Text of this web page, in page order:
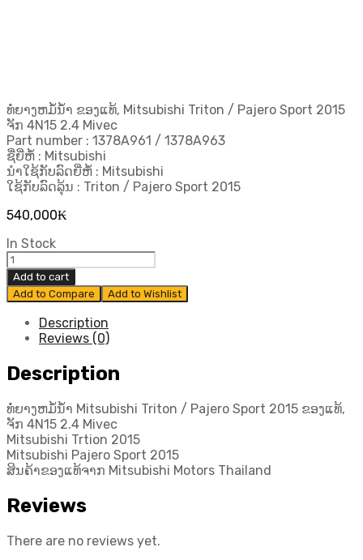
ທໍ່ຍາງຫມໍ້ນ້ຳ ຂອງແທ້, Mitsubishi Triton / Pajero Sport 2015
ຈັກ 4N15 2.4 Mivec
Part number : 1378A961 / 1378A963
ຊື່ຍີ່ຫໍ້ : Mitsubishi
ນຳໃຊ້ກັບລົດຍີ່ຫໍ້ : Mitsubishi
ໃຊ້ກັບລົດລຸ້ນ : Triton / Pajero Sport 2015
540,000₭
In Stock
ທໍ່
ຍາງ
ຫ
ມໍ້
Mitsubishi
/
Pajero
2015
ຂອງ
ແທ້,
ຈັກ
4N15
Mivec
Add to cart
Add to Compare
Add to Wishlist
Description
Reviews (0)
Description
ທໍ່ຍາງຫມໍ້ນ້ຳ Mitsubishi Triton / Pajero Sport 2015 ຂອງແທ້,
ຈັກ 4N15 2.4 Mivec
Mitsubishi Trtion 2015
Mitsubishi Pajero Sport 2015
ສິນຄ້າຂອງແທ້ຈາກ Mitsubishi Motors Thailand
Reviews
There are no reviews yet.